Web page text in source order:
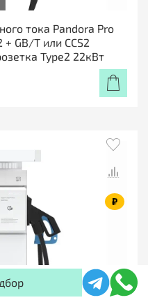
тока Pandora Pro
GB/T или CCS2
Type2 22кВт
₽